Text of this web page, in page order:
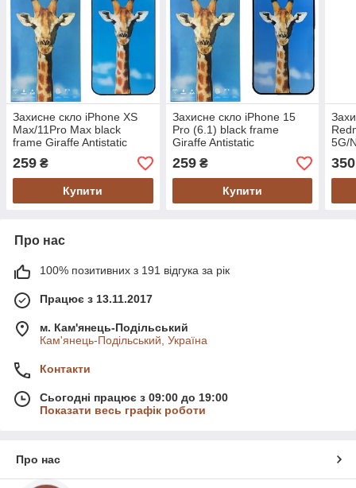
Захисне скло iPhone XS
Max/11Pro Max black
frame Giraffe Antistatic
259 ₴
Купити
Захисне скло iPhone 15
Pro (6.1) black frame
Giraffe Antistatic
259₴
Купити
5G/
Pro
Pro
350
Про нас
100% позитивних з 191 відгука за рік
Працює з 13.11.2017
м. Кам'янець-Подільський
Кам'янець-Подільський, Україна
Контакти
Сьогодні працює з 09:00 до 19:00
Показати весь графік роботи
Про нас